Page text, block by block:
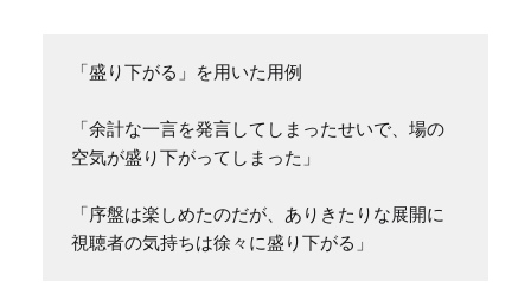
「盛り下がる」を用いた用例
「余計な一言を発言してしまったせいで、場の
空気が盛り下がってしまった」
「序盤は楽しめたのだが、ありきたりな展開に
視聴者の気持ちは徐々に盛り下がる」